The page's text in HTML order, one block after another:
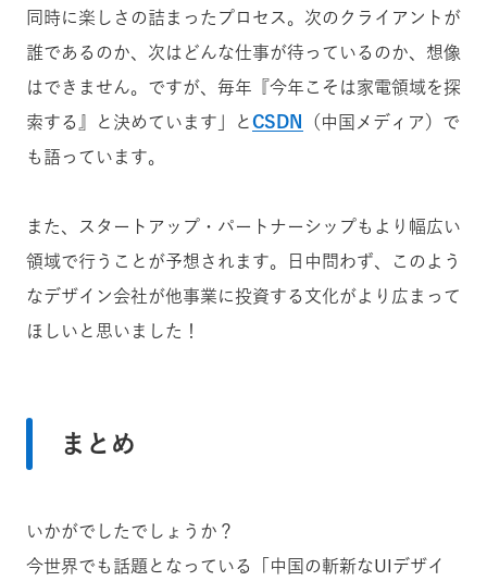
同時に楽しさの詰まったプロセス。次のクライアントが
誰であるのか、次はどんな仕事が待っているのか、想像
はできません。ですが、毎年『今年こそは家電領域を探
索する』と決めています」と CSDN
（中国メディア）で
も語っています。
また、スタートアップ・パートナーシップもより幅広い
領域で行うことが予想されます。日中問わず、このよう
なデザイン会社が他事業に投資する文化がより広まって
ほしいと思いました！
まとめ
いかがでしたでしょうか？
今世界でも話題となっている「中国の斬新なUIデザイ